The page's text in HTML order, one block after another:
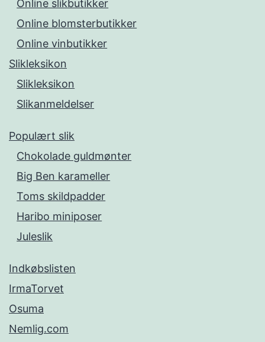
Online slikbutikker
Online blomsterbutikker
Online vinbutikker
Slikleksikon
Slikleksikon
Slikanmeldelser
Populært slik
Chokolade guldmønter
Big Ben karameller
Toms skildpadder
Haribo miniposer
Juleslik
Indkøbslisten
IrmaTorvet
Osuma
Nemlig.com